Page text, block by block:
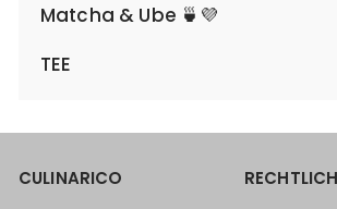
Matcha & Ube 🍵💜
TEE
CULINARICO